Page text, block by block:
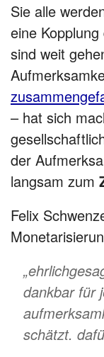
Sie alle
eine
sind weit
– hat sich
der
langsam zum
Felix
dankbar für
schätzt.